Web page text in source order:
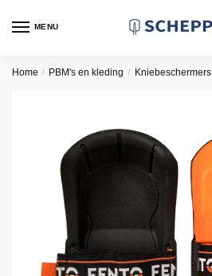
MENU
Home / PBM's en kleding / Kniebeschermers